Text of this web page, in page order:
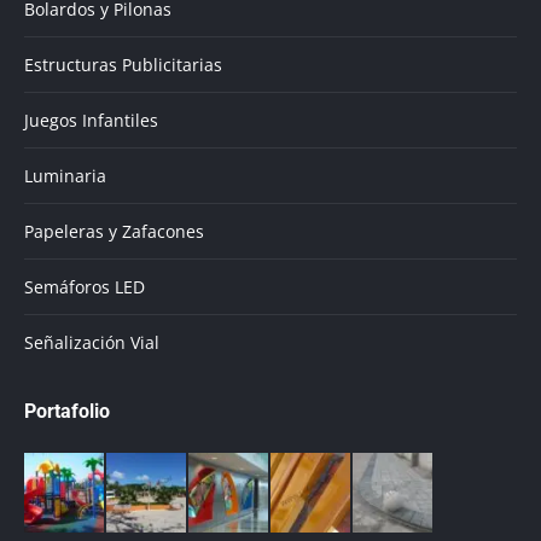
Bolardos y Pilonas
Estructuras Publicitarias
Juegos Infantiles
Luminaria
Papeleras y Zafacones
Semáforos LED
Señalización Vial
Portafolio